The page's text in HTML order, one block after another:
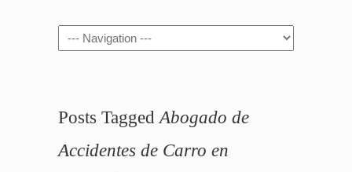
Navigation
Posts Tagged Abogado de
Accidentes de Carro en